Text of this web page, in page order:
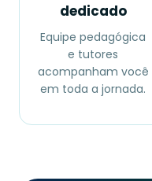
dedicado
Equipe pedagógica
e tutores
acompanham você
em toda a jornada.